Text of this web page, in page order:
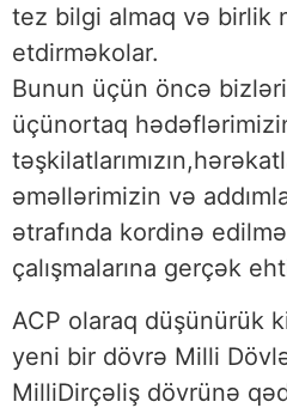
tez bilgi almaq və birlik
etdirməkolar.
Bunun üçün öncə
üçünortaq
əməllərimizin və
ətrafında kordinə
çalışmalarına gerçək
ACP olaraq düşünürük
yeni bir dövrə Milli
MilliDirçəliş dövrünə